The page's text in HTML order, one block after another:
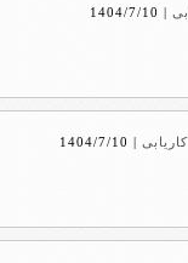
|
1404/7/10
کاریابی|
1404/7/10